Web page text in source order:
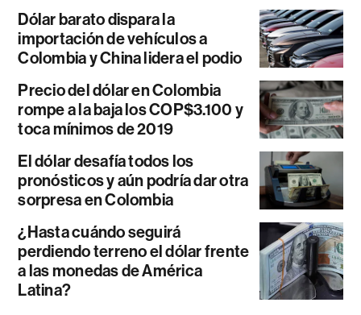
Dólar barato dispara la
importación de vehículos a
Colombia y China lidera el podio
Precio del dólar en Colombia
rompe a la baja los COP$3.100 y
toca mínimos de 2019
El dólar desafía todos los
pronósticos y aún podría dar otra
sorpresa en Colombia
¿Hasta cuándo seguirá
perdiendo terreno el dólar frente
a las monedas de América
Latina?